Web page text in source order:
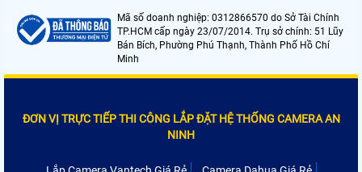
Mã số doanh nghiệp: 0312866570 do Sở Tài Chính
TP.HCM cấp ngày 23/07/2014. Trụ sở chính: 51 Lũy
Bán Bích, Phường Phú Thạnh, Thành Phố Hồ Chí
Minh
ĐƠN VỊ TRỰC TIẾP THI CÔNG LẮP ĐẶT HỆ THỐNG CAMERA AN
NINH